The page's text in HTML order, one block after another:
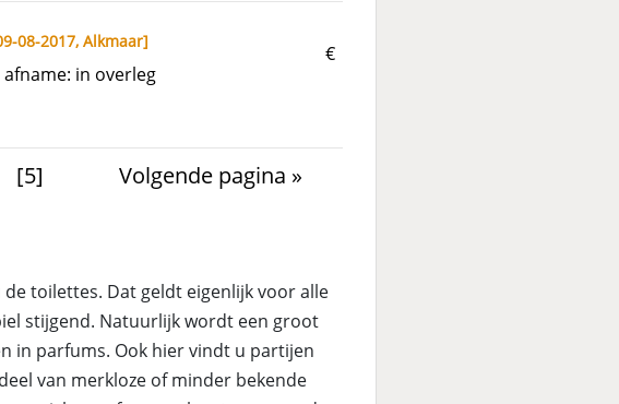
€
08-2017, Alkmaar]
in overleg
[5] Volgende pagina »
toilettes. Dat geldt eigenlijk voor alle
stijgend. Natuurlijk wordt een groot
in parfums. Ook hier vindt u partijen
van merkloze of minder bekende